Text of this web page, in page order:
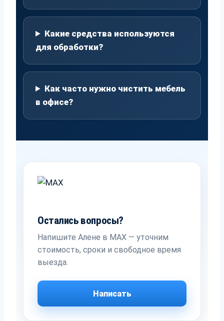
Какие средства используются
для обработки?
Как часто нужно чистить мебель
в офисе?
Остались вопросы?
Напишите Алене в MAX — уточним
стоимость, сроки и свободное время
выезда.
Написать